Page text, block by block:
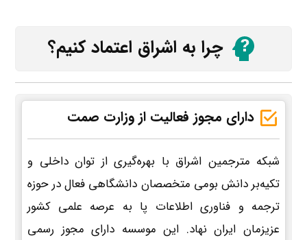
چرا به اشراق اعتماد کنیم؟
دارای مجوز فعالیت از وزارت صمت
شبکه مترجمین اشراق با بهره‌گیری از توان داخلی و
تکیه‌بر دانش بومی متخصصان دانشگاهی فعال در حوزه
ترجمه و فناوری اطلاعات پا به عرصه علمی کشور
عزیزمان ایران نهاد. این موسسه دارای مجوز رسمی